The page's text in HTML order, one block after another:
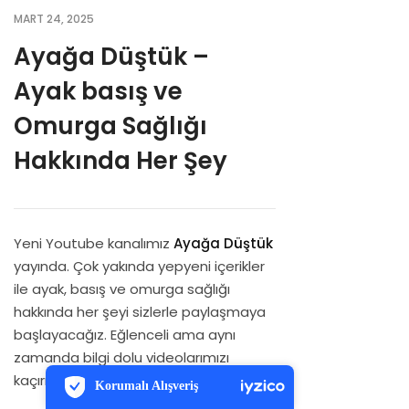
Korumalı Alışveriş
PCI-DSS Ödeme Güvenliği
7/24 Canlı Destek
iyzico Korumalı Alışveriş
Spor Çorapları
Kol, Dirsek, Bilek, Diz Koruyucu
Ayak Bilek Desteği ve Kalf Koruyucu
FootBalance Tabanlıklar
Sık Sorulan Sorular
Bayi Portal Kullanımı
MART 24, 2025
Ayağa Düştük –
Ayak basış ve
Omurga Sağlığı
Hakkında Her Şey
Yeni Youtube kanalımız Ayağa Düştük
yayında. Çok yakında yepyeni içerikler
ile ayak, basış ve omurga sağlığı
hakkında her şeyi sizlerle paylaşmaya
başlayacağız. Eğlenceli ama aynı
zamanda bilgi dolu videolarımızı
kaçırmayın